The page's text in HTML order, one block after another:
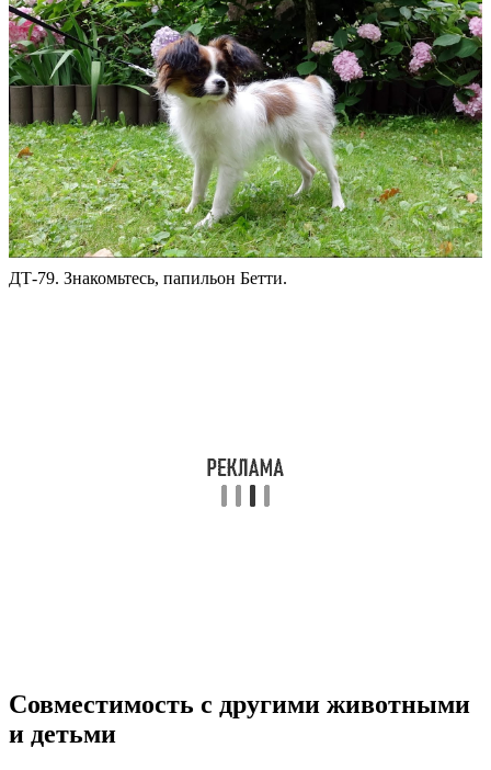
ДТ-79. Знакомьтесь, папильон Бетти.
Совместимость с другими животными
и детьми